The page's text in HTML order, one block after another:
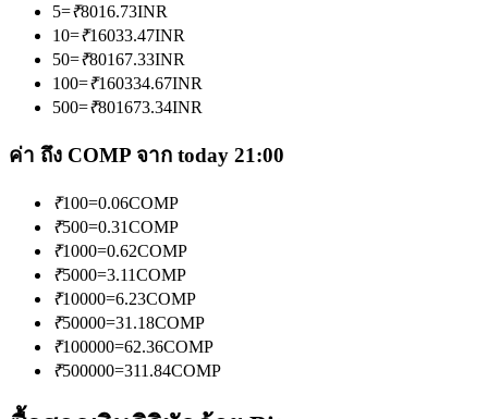
แนะนำ
5=₹8016.73INR
10=₹16033.47INR
50=₹80167.33INR
100=₹160334.67INR
500=₹801673.34INR
ค่า ถึง COMP จาก today 21:00
₹100=0.06COMP
₹500=0.31COMP
₹1000=0.62COMP
₹5000=3.11COMP
₹10000=6.23COMP
₹50000=31.18COMP
₹100000=62.36COMP
₹500000=311.84COMP